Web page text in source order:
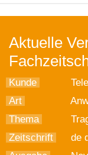
Aktuelle
Kunde
Art
Thema
Zeitschrift
de